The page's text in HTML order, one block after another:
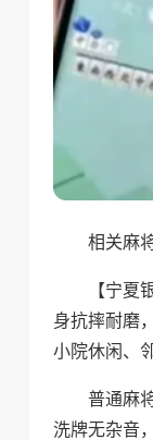
相关麻
【宁
身抗摔耐磨
小院休闲、
普通麻
洗牌无杂音